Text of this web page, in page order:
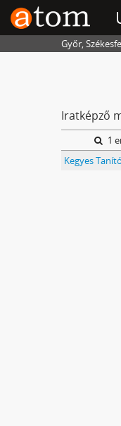
Győr,
Iratképző
1